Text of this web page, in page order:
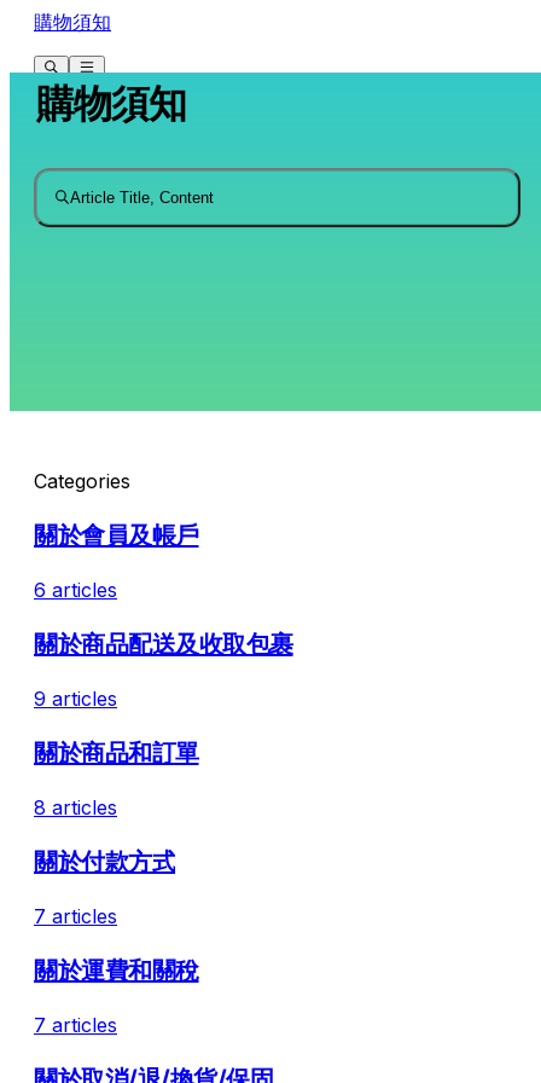
購物須知
購物須知
Article Title, Content
Categories
關於會員及帳戶
6 articles
關於商品配送及收取包裹
9 articles
關於商品和訂單
8 articles
關於付款方式
7 articles
關於運費和關稅
7 articles